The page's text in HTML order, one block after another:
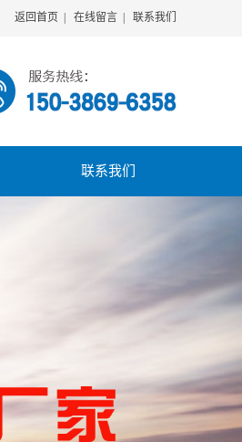
返回首页 在线留言 联系我们
联系我们